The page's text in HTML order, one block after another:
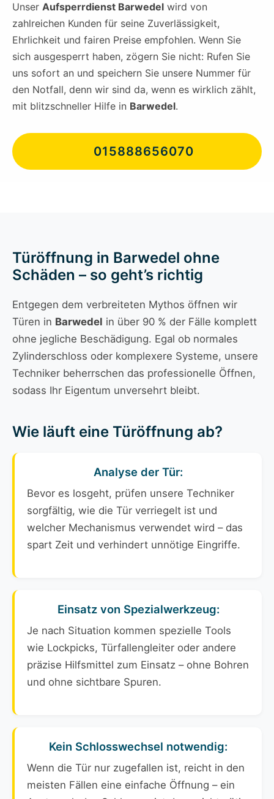
Unser Aufsperrdienst Barwedel wird von
zahlreichen Kunden für seine Zuverlässigkeit,
Ehrlichkeit und fairen Preise empfohlen. Wenn Sie
sich ausgesperrt haben, zögern Sie nicht: Rufen Sie
uns sofort an und speichern Sie unsere Nummer für
den Notfall, denn wir sind da, wenn es wirklich zählt,
mit blitzschneller Hilfe in Barwedel.
015888656070
Türöffnung in Barwedel ohne
Schäden – so geht’s richtig
Entgegen dem verbreiteten Mythos öffnen wir
Türen in Barwedel in über 90 % der Fälle komplett
ohne jegliche Beschädigung. Egal ob normales
Zylinderschloss oder komplexere Systeme, unsere
Techniker beherrschen das professionelle Öffnen,
sodass Ihr Eigentum unversehrt bleibt.
Wie läuft eine Türöffnung ab?
Analyse der Tür:
Bevor es losgeht, prüfen unsere Techniker
sorgfältig, wie die Tür verriegelt ist und
welcher Mechanismus verwendet wird – das
spart Zeit und verhindert unnötige Eingriffe.
Einsatz von Spezialwerkzeug:
Je nach Situation kommen spezielle Tools
wie Lockpicks, Türfallengleiter oder andere
präzise Hilfsmittel zum Einsatz – ohne Bohren
und ohne sichtbare Spuren.
Kein Schlosswechsel notwendig:
Wenn die Tür nur zugefallen ist, reicht in den
meisten Fällen eine einfache Öffnung – ein